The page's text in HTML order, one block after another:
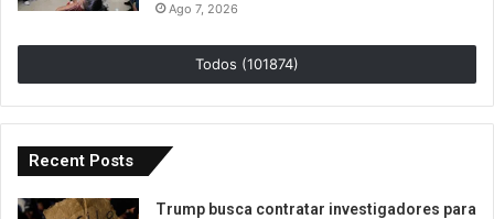
Ago 7, 2026
Todos (101874)
Recent Posts
Trump busca contratar investigadores para